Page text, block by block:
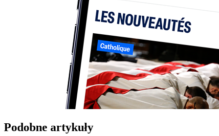
Podobne artykuły